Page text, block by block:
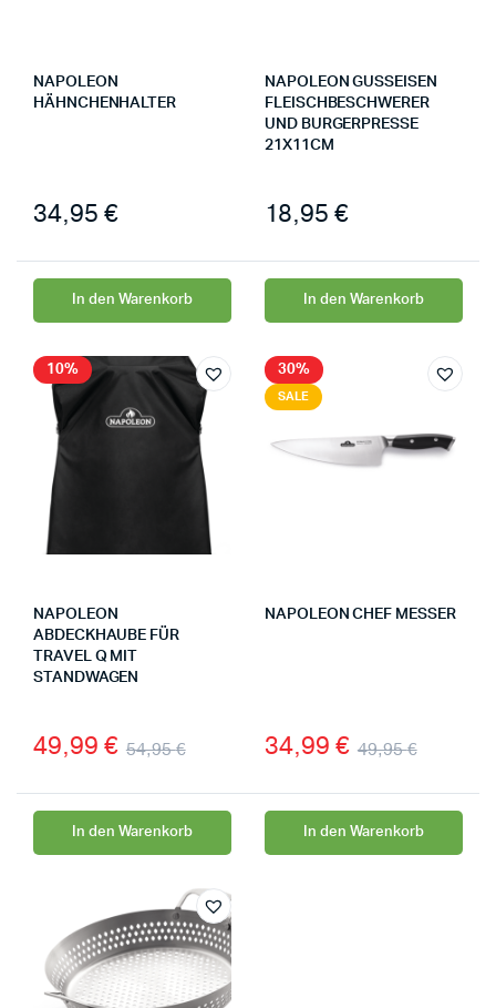
NAPOLEON
HÄHNCHENHALTER
34,95 €
In den Warenkorb
NAPOLEON GUSSEISEN
FLEISCHBESCHWERER
UND BURGERPRESSE
21X11CM
18,95 €
In den Warenkorb
10%
NAPOLEON
ABDECKHAUBE FÜR
TRAVEL Q MIT
STANDWAGEN
54,95€
49,99 €
In den Warenkorb
30%
SALE
NAPOLEON CHEF MESSER
49,95€
34,99 €
In den Warenkorb